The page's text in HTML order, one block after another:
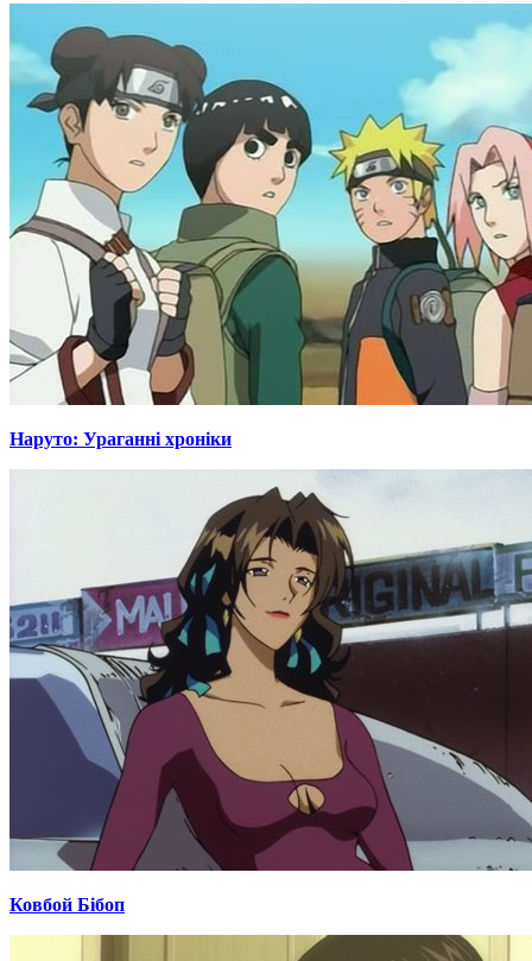
Наруто: Ураганні хроніки
Ковбой Бібоп